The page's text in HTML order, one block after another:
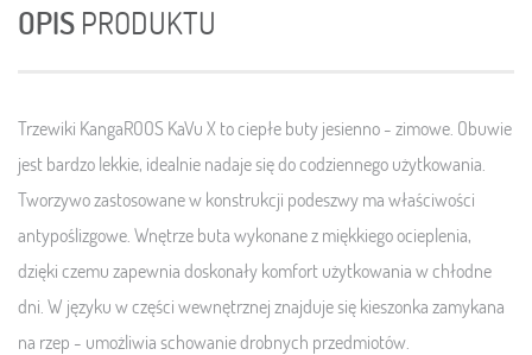
OPIS PRODUKTU
Trzewiki KangaROOS KaVu X to ciepłe buty jesienno - zimowe. Obuwie
jest bardzo lekkie, idealnie nadaje się do codziennego użytkowania.
Tworzywo zastosowane w konstrukcji podeszwy ma właściwości
antypoślizgowe. Wnętrze buta wykonane z miękkiego ocieplenia,
dzięki czemu zapewnia doskonały komfort użytkowania w chłodne
dni. W języku w części wewnętrznej znajduje się kieszonka zamykana
na rzep - umożliwia schowanie drobnych przedmiotów.